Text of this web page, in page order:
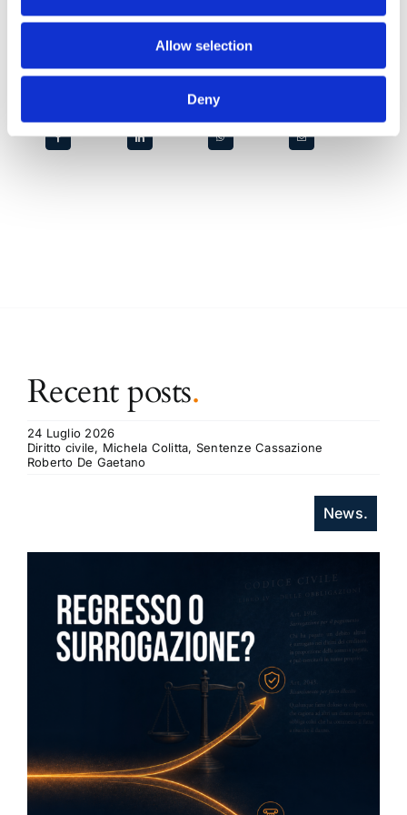
Allow selection
Deny
qualità.
CONDIVIDI SUI SOCIAL
Recent posts.
24 Luglio 2026
Diritto civile, Michela Colitta, Sentenze Cassazione
Roberto De Gaetano
News.